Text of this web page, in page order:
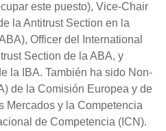
este puesto), Vice-Chair
la Antitrust Section en la
Officer del International
Section de la ABA, y
la IBA. También ha sido Non-
de la Comisión Europea y de
Mercados y la Competencia
de Competencia (ICN).